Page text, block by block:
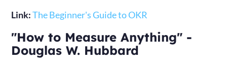
Link:The Beginner's Guide to OKR
"How to Measure Anything" -
Douglas W. Hubbard